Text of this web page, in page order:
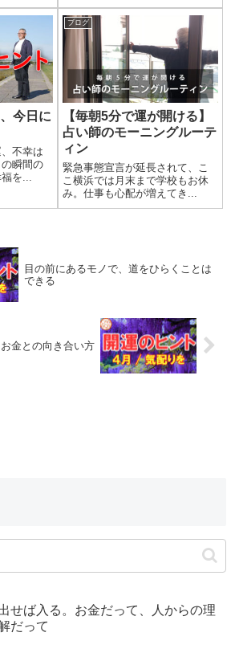
今日に
不幸は
瞬間の
を...
ブログ
【毎朝5分で運が開ける】
占い師のモーニングルーテ
ィン
緊急事態宣言が延長されて、こ
こ横浜では月末まで学校もお休
み。仕事も心配が増えてき...
目の前にあるモノで、道をひらくことは
できる
金との向き合い方
せば入る。お金だって、人からの理
だって